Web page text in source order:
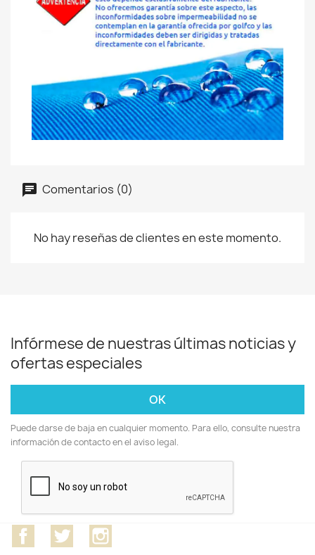
Comentarios (0)
No hay reseñas de clientes en este momento.
Infórmese de nuestras últimas noticias y
ofertas especiales
Puede darse de baja en cualquier momento. Para ello, consulte nuestra
información de contacto en el aviso legal.
FacebookTwitter